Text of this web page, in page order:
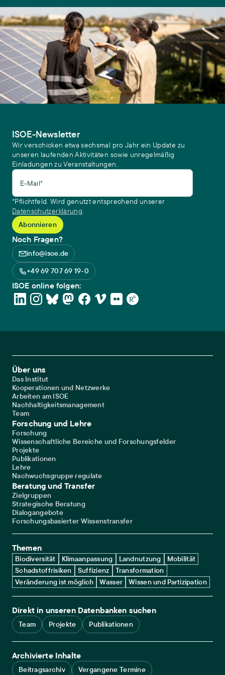
ISOE-Newsletter
Wir verschicken etwa sechsmal pro Jahr ein Update zu
unseren laufenden Aktivitäten sowie unregelmäßig
Einladungen zu Veranstaltungen.
E-Mail*
*Pflichtfeld. Wird genutzt entsprechend unserer
Datenschutzerklärung.
Noch Fragen?
info@isoe.de
+49 69 707 69 19-0
ISOE online folgen:
Footer Main Navigation
Über uns
Das Institut
Kooperationen und Netzwerke
Arbeiten am ISOE
Nachhaltigkeitsmanagement
Team
Forschung und Lehre
Forschung
Wissenschaftliche Bereiche und Forschungsfelder
Projekte
Publikationen
Lehre
Nachwuchsgruppe regulate
Beratung und Transfer
Zielgruppen
Strategische Beratung
Dialogangebote
Forschungsbasierter Wissenstransfer
Themen
Biodiversität Klimaanpassung Landnutzung
Mobilität
Schadstoffrisiken
Suffizienz
Transformation
Veränderung ist möglich
Wasser Wissen und Partizipation
Direkt in unseren Datenbanken suchen
Team Projekte Publikationen
Archivierte Inhalte
Beitragsarchiv Vergangene Termine